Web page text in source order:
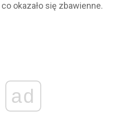
okazało się zbawienne.
ad